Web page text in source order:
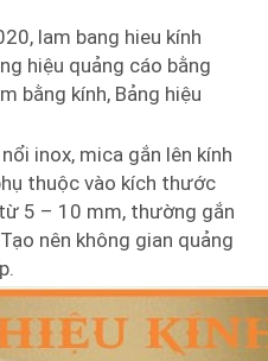
lam bang hieu kính
hiệu quảng cáo bằng
bằng kính, Bảng hiệu
inox, mica gắn lên kính
thuộc vào kích thước
5 – 10 mm, thường gắn
nên không gian quảng